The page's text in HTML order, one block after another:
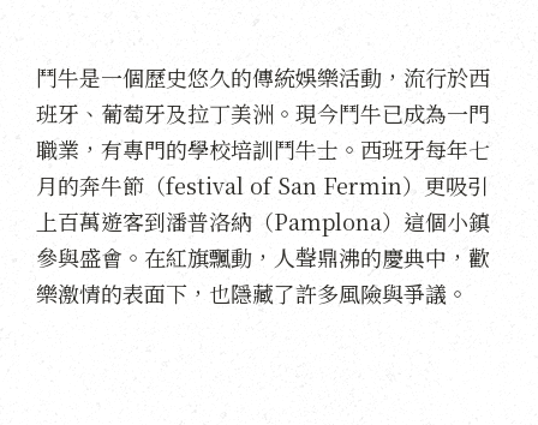
鬥牛是一個歷史悠久的傳統娛樂活動，流行於西
班牙、葡萄牙及拉丁美洲。現今鬥牛已成為一門
職業，有專門的學校培訓鬥牛士。西班牙每年七
月的奔牛節（festival of San Fermin）更吸引
上百萬遊客到潘普洛納（Pamplona）這個小鎮
參與盛會。在紅旗飄動，人聲鼎沸的慶典中，歡
樂激情的表面下，也隱藏了許多風險與爭議。